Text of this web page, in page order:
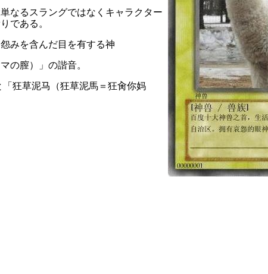
なるスラングではなくキャラクター
である。
みを含んだ目を有する神
の膣）」の諧音。
狂草泥马（狂草泥馬＝狂肏你妈